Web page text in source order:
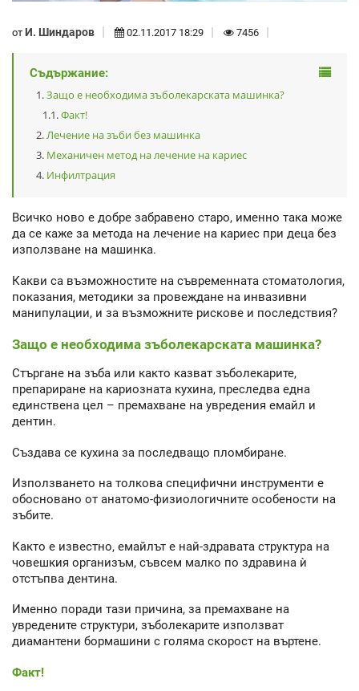
от И. Шиндаров 02.11.2017 18:29 7456
Съдържание:
Защо е необходима зъболекарската машинка?
Факт!
Лечение на зъби без машинка
Механичен метод на лечение на кариес
Инфилтрация
Всичко ново е добре забравено старо, именно така може
да се каже за метода на лечение на кариес при деца без
използване на машинка.
Какви са възможностите на съвременната стоматология,
показания, методики за провеждане на инвазивни
манипулации, и за възможните рискове и последствия?
Защо е необходима зъболекарската машинка?
Стъргане на зъба или както казват зъболекарите,
препариране на кариозната кухина, преследва една
единствена цел – премахване на увредения емайл и
дентин.
Създава се кухина за последващо пломбиране.
Използването на толкова специфични инструменти е
обосновано от анатомо-физиологичните особености на
зъбите.
Както е известно, емайлът е най-здравата структура на
човешкия организъм, съвсем малко по здравина ѝ
отстъпва дентина.
Именно поради тази причина, за премахване на
увредените структури, зъболекарите използват
диамантени бормашини с голяма скорост на въртене.
Факт!